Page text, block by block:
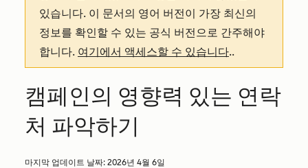
있습니다. 이 문서의 영어 버전이 가장 최신의
정보를 확인할 수 있는 공식 버전으로 간주해야
합니다. 여기에서 액세스할 수 있습니다..
캠페인의 영향력 있는 연락
처 파악하기
마지막 업데이트 날짜: 2026년 4월 6일